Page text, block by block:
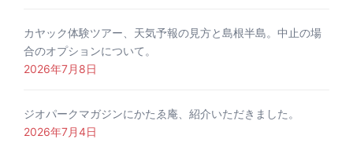
カヤック体験ツアー、天気予報の見方と島根半島。中止の場
合のオプションについて。
2026年7月8日
ジオパークマガジンにかたゑ庵、紹介いただきました。
2026年7月4日